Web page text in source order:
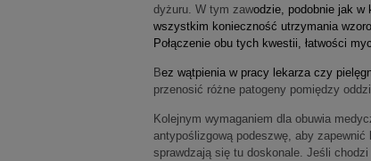
dyżuru. W tym zawodzie, podobnie jak w
wszystkim konieczność utrzymania
Połączenie obu tych kwestii, łatwości
Bez wątpienia w pracy lekarza czy
przenosić różne patogeny pomiędzy
Kolejnym wymaganiem dla obuwia
antypoślizgową podeszwę, aby zapewnić
sprawdzają się tu doskonale. Jeśli